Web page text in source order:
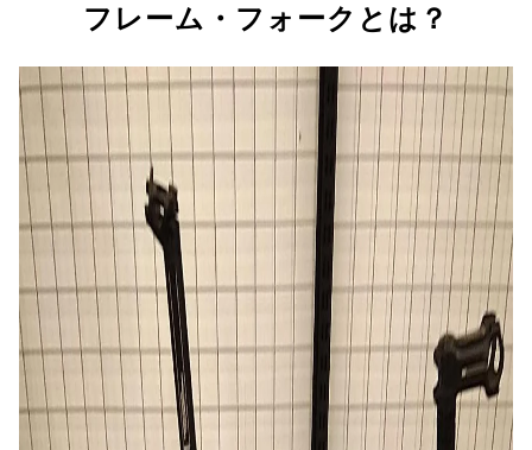
フレーム・フォークとは？